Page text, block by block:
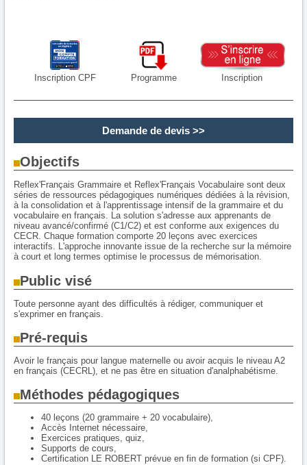
Inscription CPF Programme Inscription
Demande de devis >>
Objectifs
Reflex'Français Grammaire et Reflex'Français Vocabulaire sont deux
séries de ressources pédagogiques numériques dédiées à la révision,
à la consolidation et à l'apprentissage intensif de la grammaire et du
vocabulaire en français. La solution s'adresse aux apprenants de
niveau avancé/confirmé (C1/C2) et est conforme aux exigences du
CECR. Chaque formation comporte 20 leçons avec exercices
interactifs. L'approche innovante issue de la recherche sur la mémoire
à court et long termes optimise le processus de mémorisation.
Public visé
Toute personne ayant des difficultés à rédiger, communiquer et
s'exprimer en français.
Pré-requis
Avoir le français pour langue maternelle ou avoir acquis le niveau A2
en français (CECRL), et ne pas être en situation d'analphabétisme.
Méthodes pédagogiques
40 leçons (20 grammaire + 20 vocabulaire),
Accès Internet nécessaire,
Exercices pratiques, quiz,
Supports de cours,
Certification LE ROBERT prévue en fin de formation (si CPF).